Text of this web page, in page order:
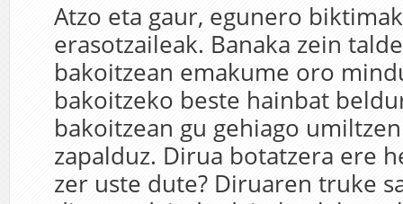
Atzo eta gaur, egunero
erasotzaileak. Banaka zein
bakoitzean emakume oro
bakoitzeko beste hainbat
bakoitzean gu gehiago
zapalduz. Dirua botatzera ere
zer uste dute? Diruaren truke